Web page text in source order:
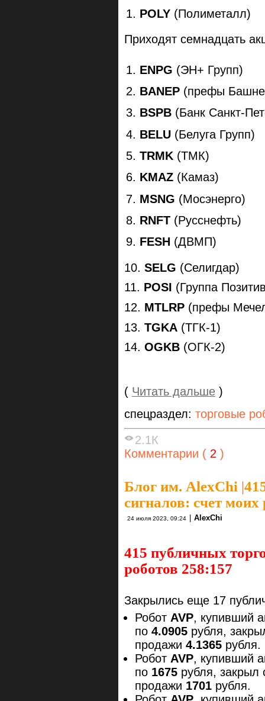
POLY (Полиметалл)
Приходят семнадцать
ENPG (ЭН+ Групп)
BANEP (префы
BSPB (Банк Санкт-
BELU (Белуга Групп)
TRMK (ТМК)
KMAZ (Камаз)
MSNG (Мосэнерго)
RNFT (Русснефть)
FESH (ДВМП)
10. SELG (Селигдар)
11. POSI (Группа
12. MTLRP (префы
13. TGKA (ТГК-1)
14. OGKB (ОГК-2)
( Читать дальше )
спецраздел: торговые
2.1К
Комментарии ( 2 )
Блог им. AlexChi |
сигналов: счет моих
24 июля 2023, 09:24 AlexChi
415 публичных
роботов 258:157
Закрылись еще 17
Робот AVP, купивший
по 4.0905 рубля,
продажи 4.1365 рубля.
Робот AVP, купивший
по 1675 рубля, закрыл
продажи 1701 рубля.